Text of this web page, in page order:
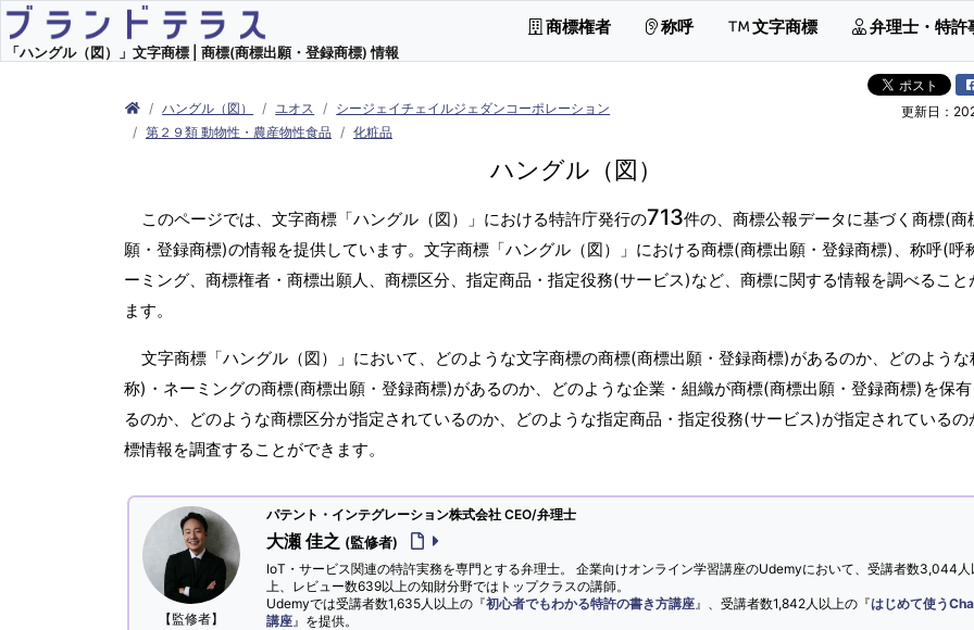
「ハングル（図）」文字商標 | 商標(商標出願・登録商標) 情報
商標権者 称呼 文字商標 弁理士・特許
ハングル（図） ユオス
シージェイチェイルジェダンコーポレーション
第２９類 動物性・農産物性食品
化粧品
更新日：
ハングル（図）
このページでは、文字商標「ハングル（図）」における特許庁発行の713件の、商標公報データに基づく商標(商
願・登録商標)の情報を提供しています。文字商標「ハングル（図）」における商標(商標出願・登録商標)、称呼(呼
ーミング、商標権者・商標出願人、商標区分、指定商品・指定役務(サービス)など、商標に関する情報を調べること
ます。
文字商標「ハングル（図）」において、どのような文字商標の商標(商標出願・登録商標)があるのか、どのよう
称)・ネーミングの商標(商標出願・登録商標)があるのか、どのような企業・組織が商標(商標出願・登録商標)を保
るのか、どのような商標区分が指定されているのか、どのような指定商品・指定役務(サービス)が指定されているの
標情報を調査することができます。
【監修者】
パテント・インテグレーション株式会社 CEO/弁理士
大瀬 佳之 (監修者)
IoT・サービス関連の特許実務を専門とする弁理士。 企業向けオンライン学習講座のUdemyにおいて、受講者数3,044人
上、レビュー数639以上の知財分野ではトップクラスの講師。
Udemyでは受講者数1,635人以上の『初心者でもわかる特許の書き方講座 』、受講者数1,842人以上の『はじめて使う
講座 』を提供。